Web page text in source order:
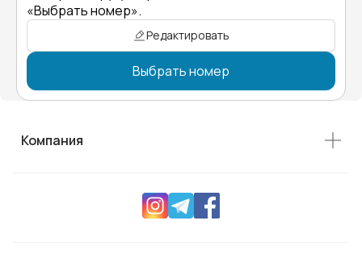
«Выбрать номер».
Редактировать
Выбрать номер
Компания